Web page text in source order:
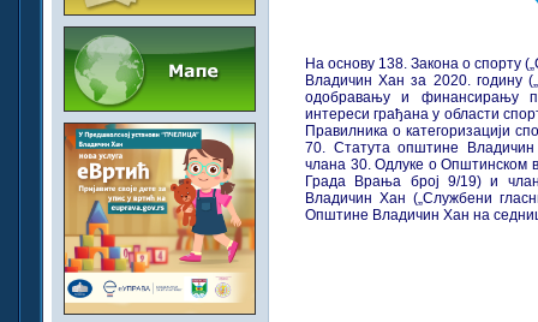
На основу 138. Закона о спорту
Владичин Хан за 2020. годину
одобравању и финансирању
интереси грађана у области
Правилника о категоризацији
70. Статута општине
члана 30. Одлуке о Општинском
Града Врања број 9/19) и
Владичин Хан („Службени
Општине Владичин Хан на